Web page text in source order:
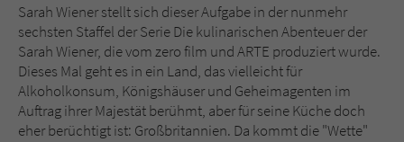
Sarah Wiener stellt sich dieser Aufgabe in der nunmehr
sechsten Staffel der Serie Die kulinarischen Abenteuer der
Sarah Wiener, die vom zero film und ARTE produziert wurde.
Dieses Mal geht es in ein Land, das vielleicht für
Alkoholkonsum, Königshäuser und Geheimagenten im
Auftrag ihrer Majestät berühmt, aber für seine Küche doch
eher berüchtigt ist: Großbritannien. Da kommt die "Wette"